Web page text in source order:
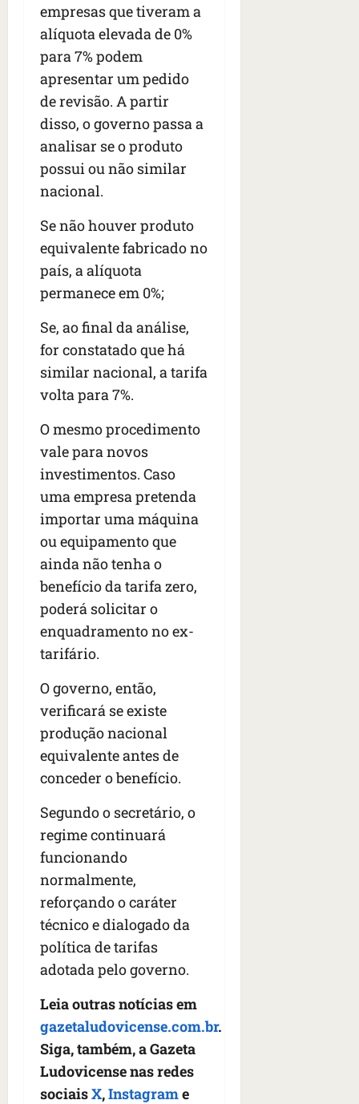
empresas que tiveram a
alíquota elevada de 0%
para 7% podem
apresentar um pedido
de revisão. A partir
disso, o governo passa a
analisar se o produto
possui ou não similar
nacional.
Se não houver produto
equivalente fabricado no
país, a alíquota
permanece em 0%;
Se, ao final da análise,
for constatado que há
similar nacional, a tarifa
volta para 7%.
O mesmo procedimento
vale para novos
investimentos. Caso
uma empresa pretenda
importar uma máquina
ou equipamento que
ainda não tenha o
benefício da tarifa zero,
poderá solicitar o
enquadramento no ex-
tarifário.
O governo, então,
verificará se existe
produção nacional
equivalente antes de
conceder o benefício.
Segundo o secretário, o
regime continuará
funcionando
normalmente,
reforçando o caráter
técnico e dialogado da
política de tarifas
adotada pelo governo.
Leia outras notícias em
gazetaludovicense.com.br.
Siga, também, a Gazeta
Ludovicense nas redes
sociaisX,Instagrame